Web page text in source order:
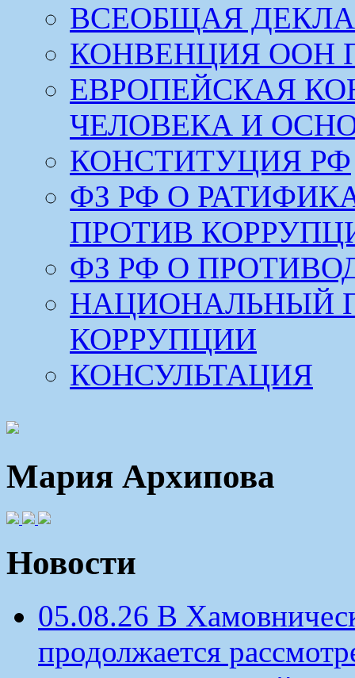
ВСЕОБЩАЯ
КОНВЕНЦИЯ ООН
ЕВРОПЕЙСКАЯ
ЧЕЛОВЕКА И
КОНСТИТУЦИЯ РФ
ФЗ РФ О
ПРОТИВ
ФЗ РФ О
НАЦИОНАЛЬНЫЙ
КОРРУПЦИИ
КОНСУЛЬТАЦИЯ
Мария Архипова
Новости
05.08.26 В
продолжается